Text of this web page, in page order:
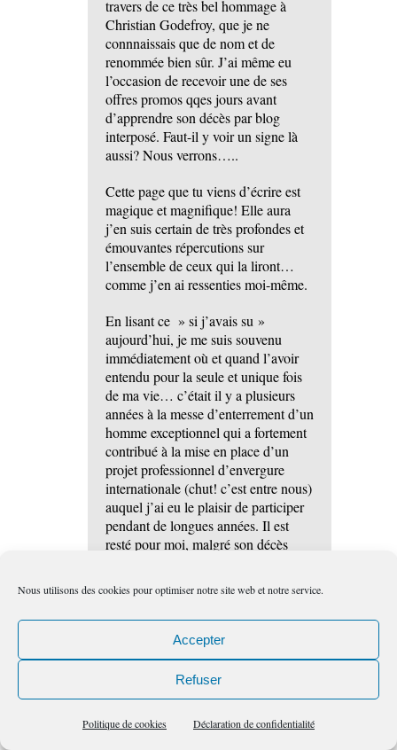
Nous utilisons des cookies pour optimiser notre site web et notre service.
Accepter
Refuser
Politique de cookies Déclaration de confidentialité
travers de ce très bel hommage à
Christian Godefroy, que je ne
connnaissais que de nom et de
renommée bien sûr. J’ai même eu
l’occasion de recevoir une de ses
offres promos qqes jours avant
d’apprendre son décès par blog
interposé. Faut-il y voir un signe là
aussi? Nous verrons…..
Cette page que tu viens d’écrire est
magique et magnifique! Elle aura
j’en suis certain de très profondes et
émouvantes répercutions sur
l’ensemble de ceux qui la liront…
comme j’en ai ressenties moi-même.
En lisant ce » si j’avais su »
aujourd’hui, je me suis souvenu
immédiatement où et quand l’avoir
entendu pour la seule et unique fois
de ma vie… c’était il y a plusieurs
années à la messe d’enterrement d’un
homme exceptionnel qui a fortement
contribué à la mise en place d’un
projet professionnel d’envergure
internationale (chut! c’est entre nous)
auquel j’ai eu le plaisir de participer
pendant de longues années. Il est
resté pour moi, malgré son décès
« Père fondateur ». Je sais qu’en ce
moment il sait que je parle de lui et
j’en profite donc pour lui dire une
nouvelle fois « merci » pour l’oeuvre
immense qu’il a su initier au service
toi, en hommage au modèle qu’il a